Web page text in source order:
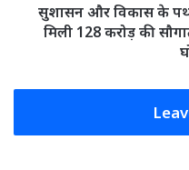
की
सुशासन और विकास के
मिली 128 करोड़ की